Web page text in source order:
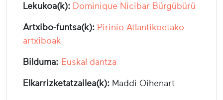
Lekukoa(k): Dominique Nicibar Bürgübürü
Artxibo-funtsa(k): Pirinio Atlantikoetako
artxiboak
Bilduma: Euskal dantza
Elkarrizketatzailea(k): Maddi Oihenart